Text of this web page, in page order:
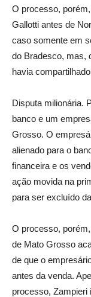
O processo,
Gallotti antes de
caso somente em
do Bradesco, mas,
havia
Disputa milionária.
banco e um
Grosso. O
alienado para o
financeira e os
ação movida na
para ser excluído
O processo,
de Mato Grosso
de que o
antes da venda.
processo, Zampieri